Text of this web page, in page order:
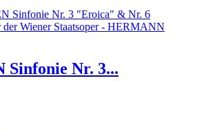
Sinfonie Nr. 3...